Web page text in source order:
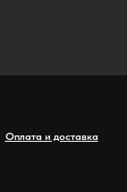
Оплата и доставка